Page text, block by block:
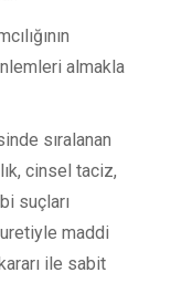
almakla
sıralanan
cinsel taciz,
suçları
maddi
ile sabit